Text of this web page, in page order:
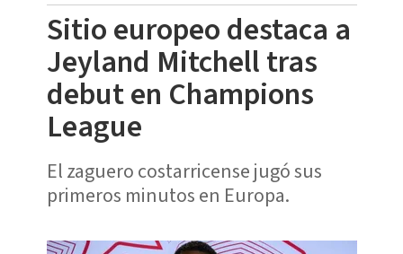
Sitio europeo destaca a
Jeyland Mitchell tras
debut en Champions
League
El zaguero costarricense jugó sus
primeros minutos en Europa.